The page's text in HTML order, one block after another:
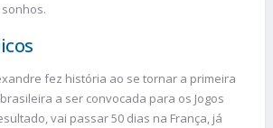
fez história ao se tornar a primeira
a ser convocada para os Jogos
vai passar 50 dias na França, já